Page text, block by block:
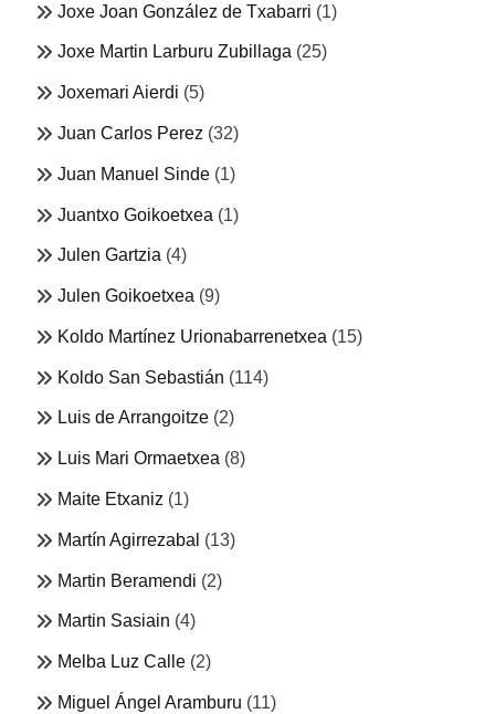
Joxe Joan González de Txabarri (1)
Joxe Martin Larburu Zubillaga (25)
Joxemari Aierdi (5)
Juan Carlos Perez (32)
Juan Manuel Sinde (1)
Juantxo Goikoetxea (1)
Julen Gartzia (4)
Julen Goikoetxea (9)
Koldo Martínez Urionabarrenetxea (15)
Koldo San Sebastián (114)
Luis de Arrangoitze (2)
Luis Mari Ormaetxea (8)
Maite Etxaniz (1)
Martín Agirrezabal (13)
Martin Beramendi (2)
Martin Sasiain (4)
Melba Luz Calle (2)
Miguel Ángel Aramburu (11)